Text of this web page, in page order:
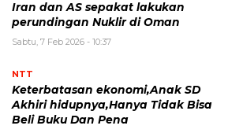
Iran dan AS sepakat lakukan
perundingan Nuklir di Oman
Sabtu, 7 Feb 2026 - 10:37
NTT
Keterbatasan ekonomi,Anak SD
Akhiri hidupnya,Hanya Tidak Bisa
Beli Buku Dan Pena